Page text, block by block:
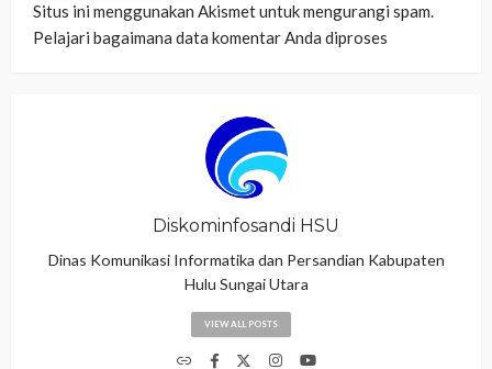
Situs ini menggunakan Akismet untuk mengurangi spam.
Pelajari bagaimana data komentar Anda diproses
Diskominfosandi HSU
Dinas Komunikasi Informatika dan Persandian Kabupaten
Hulu Sungai Utara
VIEW ALL POSTS